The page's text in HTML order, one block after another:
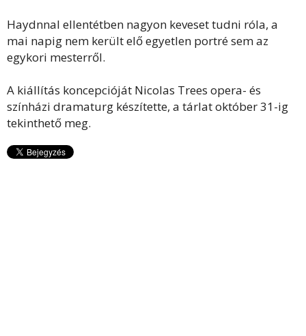
Haydnnal ellentétben nagyon keveset tudni róla, a
mai napig nem került elő egyetlen portré sem az
egykori mesterről.
A kiállítás koncepcióját Nicolas Trees opera- és
színházi dramaturg készítette, a tárlat október 31-ig
tekinthető meg.